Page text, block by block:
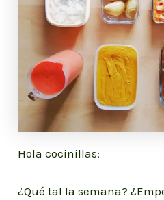
Hola cocinillas:
¿Qué tal la semana?